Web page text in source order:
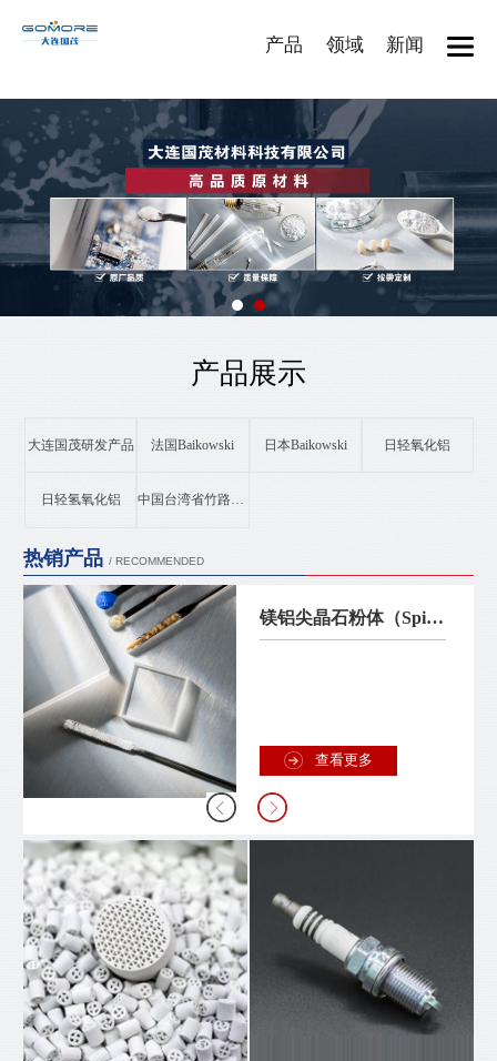
产品 领域 新闻
产品展示
大连国茂研发产品 法国Baikowski 日本Baikowski 日轻氧化铝
日轻氢氧化铝 中国台湾省竹路氮化铝
热销产品 / RECOMMENDED
镁铝尖晶石粉体（Spinel）
查看更多